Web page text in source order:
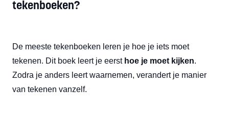
tekenboeken?
De meeste tekenboeken leren je hoe je iets moet
tekenen. Dit boek leert je eerst hoe je moet kijken.
Zodra je anders leert waarnemen, verandert je manier
van tekenen vanzelf.